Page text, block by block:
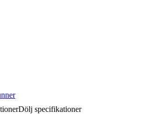
Dölj specifikationer